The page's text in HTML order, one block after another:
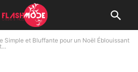
Simple et Bluffante pour un Noël Éblouissant